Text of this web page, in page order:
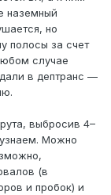
наземный
но
полосы за счет
случае
в дептранс —
выбросив 4–
Можно
(в
и пробок) и